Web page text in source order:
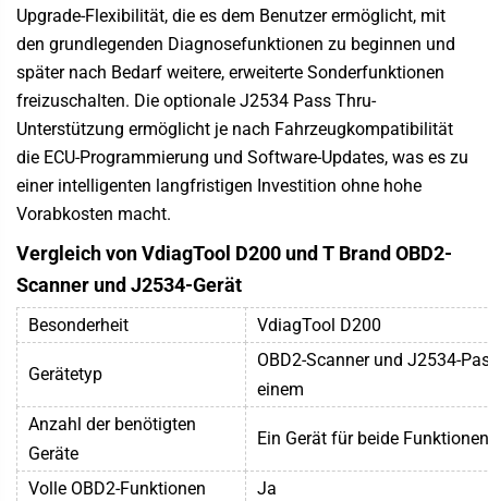
Upgrade-Flexibilität, die es dem Benutzer ermöglicht, mit
den grundlegenden Diagnosefunktionen zu beginnen und
später nach Bedarf weitere, erweiterte Sonderfunktionen
freizuschalten. Die optionale J2534 Pass Thru-
Unterstützung ermöglicht je nach Fahrzeugkompatibilität
die ECU-Programmierung und Software-Updates, was es zu
einer intelligenten langfristigen Investition ohne hohe
Vorabkosten macht.
Vergleich von VdiagTool D200 und T Brand OBD2-
Scanner und J2534-Gerät
Besonderheit VdiagTool D200
Gerätetyp
OBD2-Scanner und J2534-
einem
Anzahl der benötigten
Geräte
Ein Gerät für beide Funktionen
Volle OBD2-Funktionen
Ja